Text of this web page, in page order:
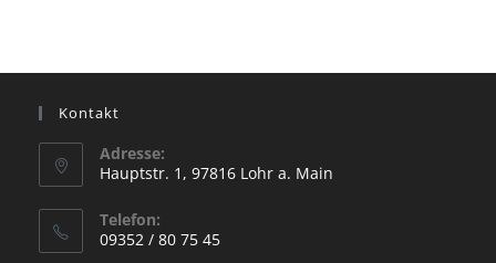
Kontakt
Adresse:
Hauptstr. 1, 97816 Lohr a. Main
in
a
Telefon:
09352 / 80 75 45